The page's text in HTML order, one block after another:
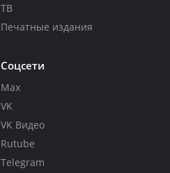
ТВ
Печатные издания
Соцсети
Max
VK
VK Видео
Rutube
Telegram